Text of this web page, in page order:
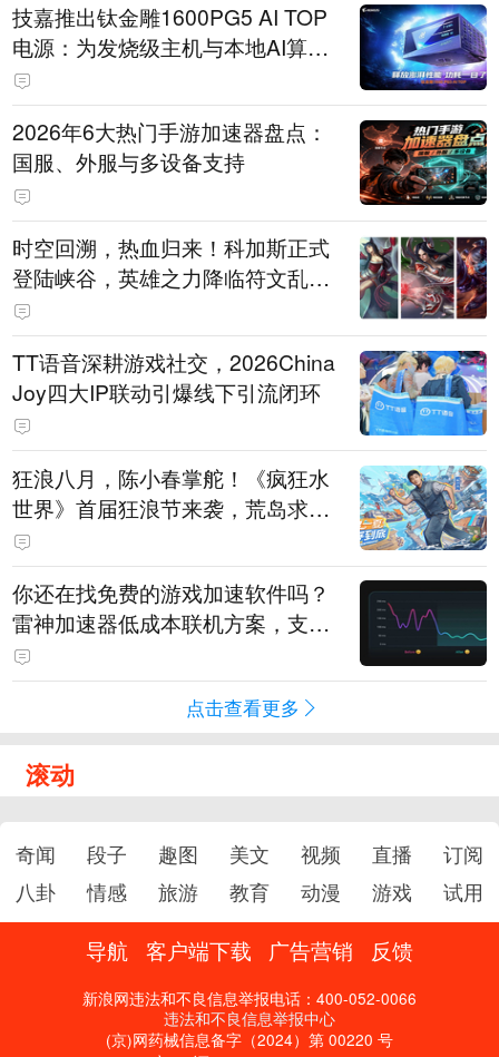
技嘉推出钛金雕1600PG5 AI TOP
电源：为发烧级主机与本地AI算力
打造旗舰供电方案
2026年6大热门手游加速器盘点：
国服、外服与多设备支持
时空回溯，热血归来！科加斯正式
登陆峡谷，英雄之力降临符文乱
斗！
TT语音深耕游戏社交，2026China
Joy四大IP联动引爆线下引流闭环
狂浪八月，陈小春掌舵！《疯狂水
世界》首届狂浪节来袭，荒岛求生
直播即将开启
你还在找免费的游戏加速软件吗？
雷神加速器低成本联机方案，支持
免费试用
点击查看更多
滚动
奇闻 段子 趣图 美文 视频 直播
订阅
八卦
情感 旅游 教育 动漫 游戏 试用
导航 客户端下载 广告营销 反馈
新浪网违法和不良信息举报电话：400-052-0066
违法和不良信息举报中心
(京)网药械信息备字（2024）第 00220 号